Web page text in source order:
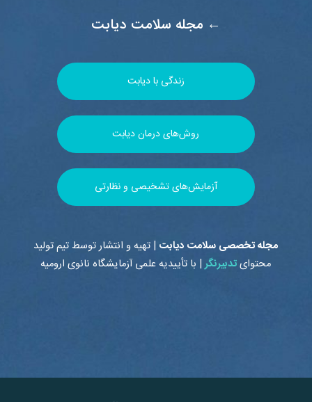
← مجله سلامت دیابت
زندگی با دیابت
روش‌های درمان دیابت
آزمایش‌های تشخیصی و نظارتی
مجله تخصصی سلامت دیابت | تهیه و انتشار توسط تیم تولید
محتوایتدبیرنگر | با تأییدیه علمیآزمایشگاه نانوی ارومیه